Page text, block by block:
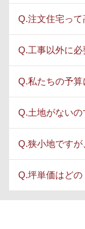
Q.注文住宅っ
Q.工事以外に
Q.私たちの予
Q.土地がない
Q.狭小地です
Q.坪単価はど